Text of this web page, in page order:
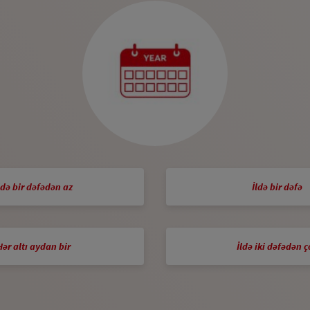
bir dəfədən az İldə bir dəfə
altı aydan bir İldə iki dəfədən